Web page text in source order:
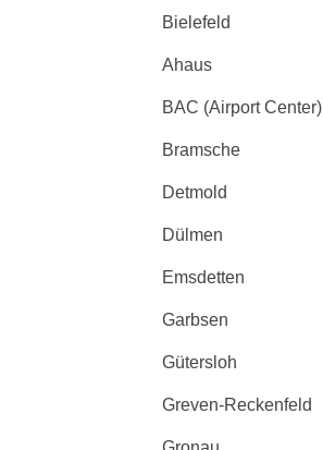
Bielefeld
Ahaus
BAC (Airport Center)
Bramsche
Detmold
Dülmen
Emsdetten
Garbsen
Gütersloh
Greven-Reckenfeld